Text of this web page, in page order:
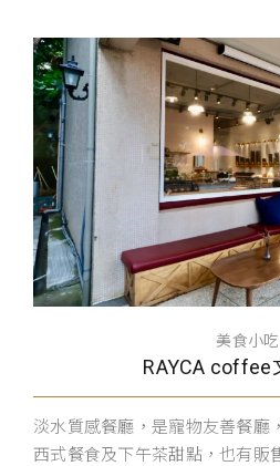
美食小吃
RAYCA coffee
淡水質感餐廳，是寵物友善餐廳
西式餐食及下午茶甜點，也有販